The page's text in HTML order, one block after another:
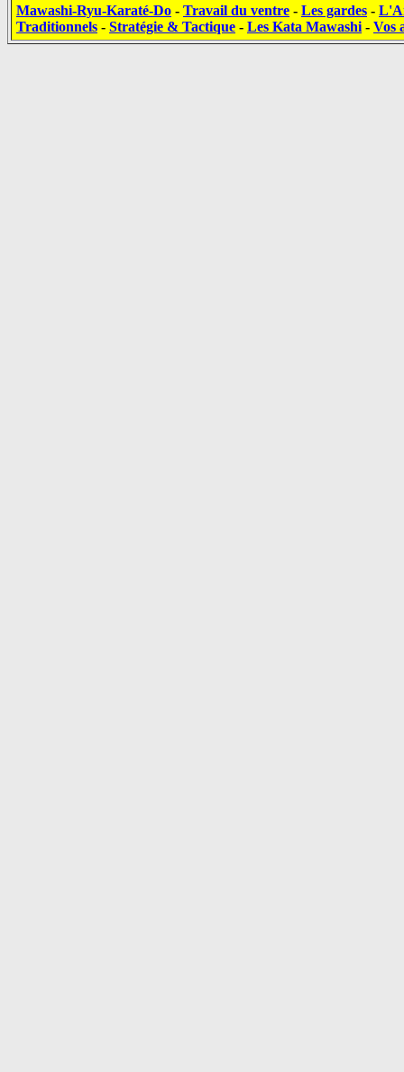
Mawashi-Ryu-Karaté-Do - Travail du ventre - Les gardes -
Traditionnels - Stratégie & Tactique - Les Kata Mawashi - Vos